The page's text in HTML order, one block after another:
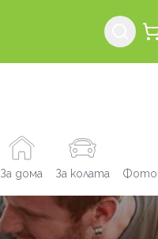
За дома За колата